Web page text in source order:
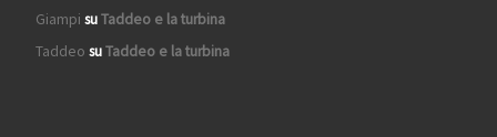
Giampi suTaddeo e la turbina
Taddeo suTaddeo e la turbina